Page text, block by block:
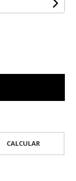
CALCULAR